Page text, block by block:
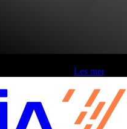
Les mer